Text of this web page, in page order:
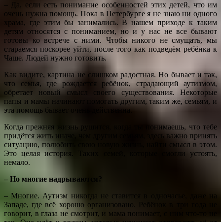
– Да, если есть понимание особенностей этих детей, что им
очень нужна помощь. Пока в Петербурге я не знаю ни одного
храма, где этим бы занимались. В нашем приходе к таким
детям относятся с пониманием, но и у нас не все бывают
готовы ко встрече с ними. Чтобы никого не смущать, мы
стараемся поскорее уйти, после того как подведём ребёнка к
Чаше. Людей нужно готовить.
Как видите, картина не слишком радостная. Но бывает и так,
что семья, где рождается ребёнок, страдающий аутизмом,
обретает новый смысл своего существования. Некоторые
папы и мамы начинают помогать другим, таким же, семьям, и
эта помощь бывает очень действенна.
Когда прежняя жизнь рушится, когда ты понимаешь, что тебе
придётся жить иначе, чем другим семьям, здесь важно принять
ситуацию, полюбить свою новую жизнь, найти смысл в этом.
Это целая история. Таких семей, которые смогли устоять,
немало.
– Но многие надрываются?
– Многие. Аутизм никогда не ставится в одночасье, даже на
Западе, где всё хорошо организовано. Ребёнок в три года не
говорит, в глаза не смотрит, и мама понимает, с ним что-то не